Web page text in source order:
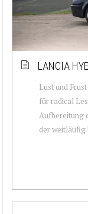
LANCIA
Lust und
für radical
Aufbereitung
der weitläufig